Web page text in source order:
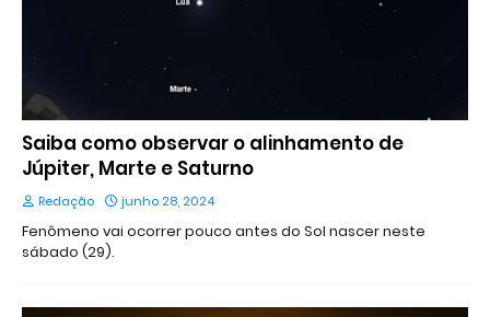
Saiba como observar o alinhamento de
Júpiter, Marte e Saturno
Redação junho 28, 2024
Fenômeno vai ocorrer pouco antes do Sol nascer neste
sábado (29).